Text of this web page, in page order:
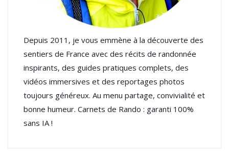
Depuis 2011, je vous emmène à la découverte des
sentiers de France avec des récits de randonnée
inspirants, des guides pratiques complets, des
vidéos immersives et des reportages photos
toujours généreux. Au menu partage, convivialité et
bonne humeur. Carnets de Rando : garanti 100%
sans IA !